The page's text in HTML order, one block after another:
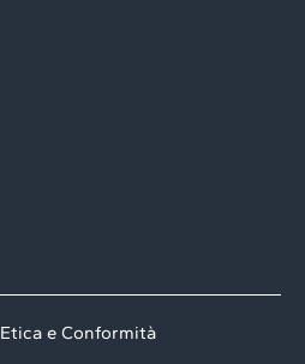
Etica e Conformità